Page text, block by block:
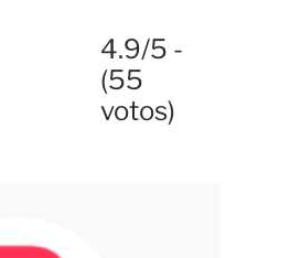
4.9/5 -
(55
votos)